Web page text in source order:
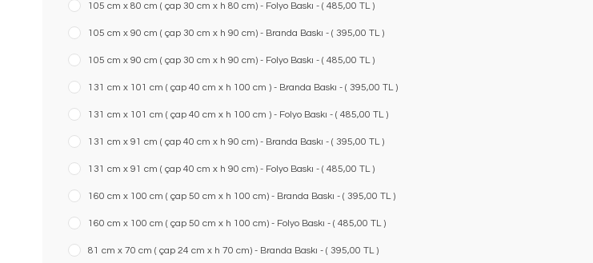
105 cm x 80 cm ( çap 30 cm x h 80 cm) - Folyo Baskı - ( 485,00 TL )
105 cm x 90 cm ( çap 30 cm x h 90 cm) - Branda Baskı - ( 395,00 TL )
105 cm x 90 cm ( çap 30 cm x h 90 cm) - Folyo Baskı - ( 485,00 TL )
131 cm x 101 cm ( çap 40 cm x h 100 cm ) - Branda Baskı - ( 395,00 TL )
131 cm x 101 cm ( çap 40 cm x h 100 cm ) - Folyo Baskı - ( 485,00 TL )
131 cm x 91 cm ( çap 40 cm x h 90 cm) - Branda Baskı - ( 395,00 TL )
131 cm x 91 cm ( çap 40 cm x h 90 cm) - Folyo Baskı - ( 485,00 TL )
160 cm x 100 cm ( çap 50 cm x h 100 cm) - Branda Baskı - ( 395,00 TL )
160 cm x 100 cm ( çap 50 cm x h 100 cm) - Folyo Baskı - ( 485,00 TL )
81 cm x 70 cm ( çap 24 cm x h 70 cm) - Branda Baskı - ( 395,00 TL )